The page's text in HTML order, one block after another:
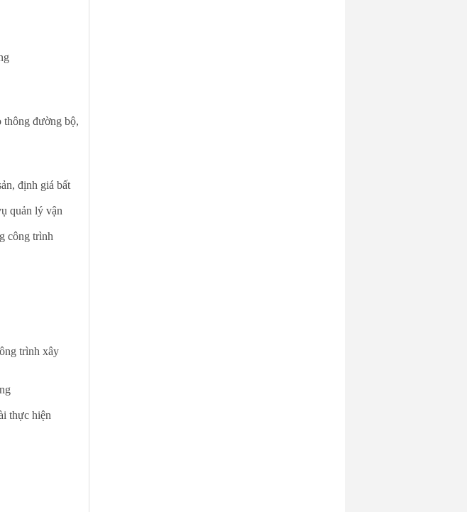
đường bộ,
định giá bất
quản lý vận
công trình
trình xây
thực hiện